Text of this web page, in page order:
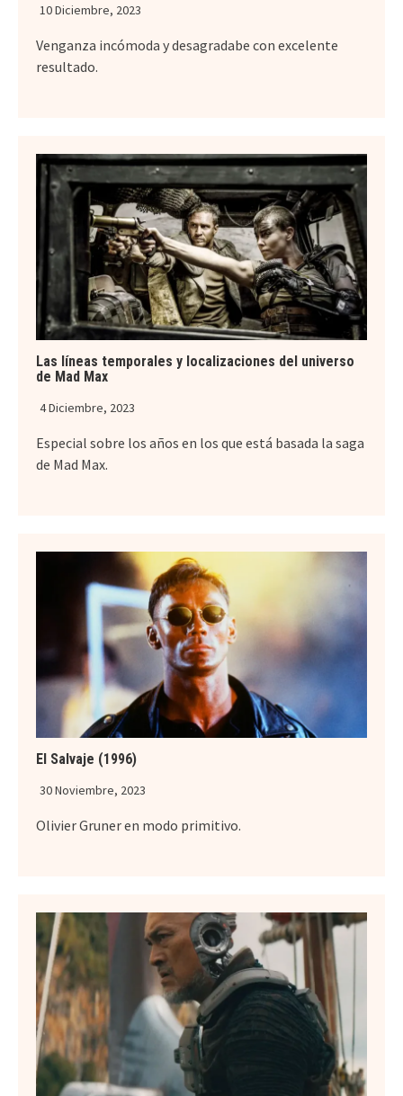
10 Diciembre, 2023
Venganza incómoda y desagradabe con excelente
resultado.
Las líneas temporales y localizaciones del universo
de Mad Max
4 Diciembre, 2023
Especial sobre los años en los que está basada la saga
de Mad Max.
El Salvaje (1996)
30 Noviembre, 2023
Olivier Gruner en modo primitivo.